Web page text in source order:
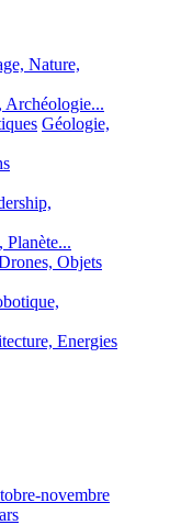
Nature,
Archéologie...
Géologie,
Planète...
Objets
Energies
novembre